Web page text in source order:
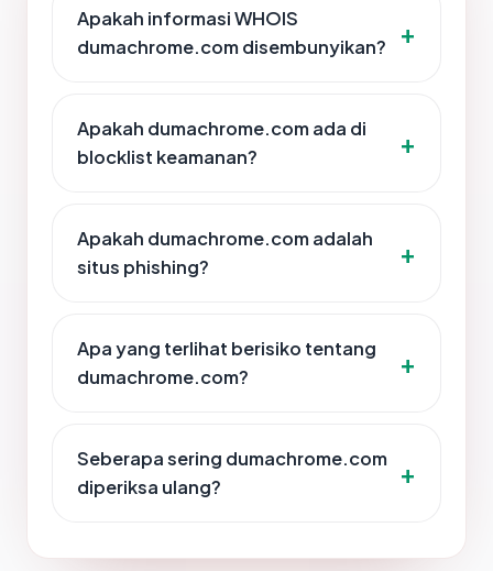
Apakah informasi WHOIS
dumachrome.com disembunyikan?
Apakah dumachrome.com ada di
blocklist keamanan?
Apakah dumachrome.com adalah
situs phishing?
Apa yang terlihat berisiko tentang
dumachrome.com?
Seberapa sering dumachrome.com
diperiksa ulang?